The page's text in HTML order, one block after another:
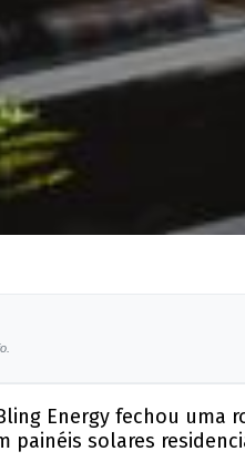
Energy fechou
painéis solares